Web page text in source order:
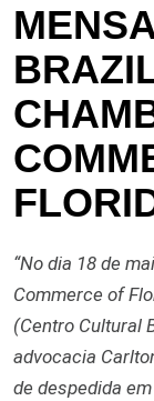
“No dia 18 de
Commerce of
(Centro Cultural
advocacia
de despedida